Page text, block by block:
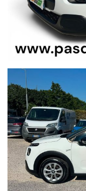
REGOLARI, IVA
LIBERA DAI BLOCCHI
QUESTA AUTO PUO’
NORMATIVA EURO 6dt
SE PUOI
TI COSTA IL 22% IN
OK NEO PATENTATI
VERSIONE FEEL CON:
Connecting-box,
stradale, assistenza
MOLTO PRATICAPER
CASA-SCUOLA-